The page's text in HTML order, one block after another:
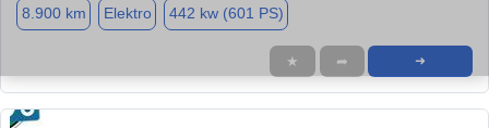
8.900 km Elektro 442 kw (601 PS)
★ ➦ ➜